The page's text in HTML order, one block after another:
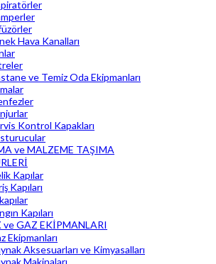
Hava Kanalları
ve Temiz Oda Ekipmanları
Kontrol Kapakları
ve MALZEME TAŞIMA
Kapılar
Kapıları
Kapıları
ve GAZ EKİPMANLARI
Ekipmanları
Aksesuarları ve Kimyasalları
Makinaları